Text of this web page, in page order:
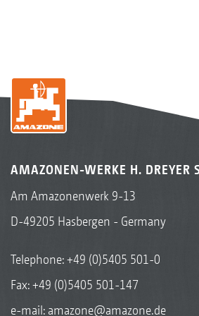
AMAZONEN-WERKE H. DREYER
Am Amazonenwerk 9-13
D-49205 Hasbergen - Germany
Telephone:+49 (0)5405 501-0
Fax: +49 (0)5405 501-147
e-mail: amazone@amazone.de